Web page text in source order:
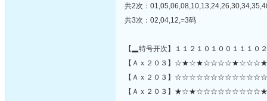
共2次：
共3次：02,04,12,=3码
【▂特号开次】１１２１０１００１１１０
【Ａｘ２０３】
【Ａｘ２０３】
【Ａｘ２０３】